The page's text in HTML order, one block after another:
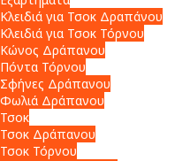
Κλειδιά για Τσοκ Δραπάνου
Κλειδιά για Τσοκ Τόρνου
Κώνος Δράπανου
Πόντα Τόρνου
Σφήνες Δράπανου
Φωλιά Δράπανου
Τσοκ
Τσοκ Δράπανου
Τσοκ Τόρνου